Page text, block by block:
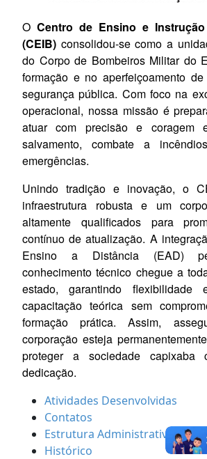
O Centro de Ensino e
(CEIB) consolidou-se como a
do Corpo de Bombeiros Militar do
formação e no aperfeiçoamento
segurança pública. Com foco na
operacional, nossa missão é
atuar com precisão e coragem
salvamento, combate a
emergências.
Unindo tradição e inovação, o
infraestrutura robusta e um
altamente qualificados para
contínuo de atualização. A
Ensino a Distância (EAD)
conhecimento técnico chegue a
estado, garantindo
capacitação teórica sem
formação prática. Assim,
corporação esteja
proteger a sociedade capixaba
dedicação.
Atividades Desenvolvidas
Contatos
Estrutura Administrativa
Histórico